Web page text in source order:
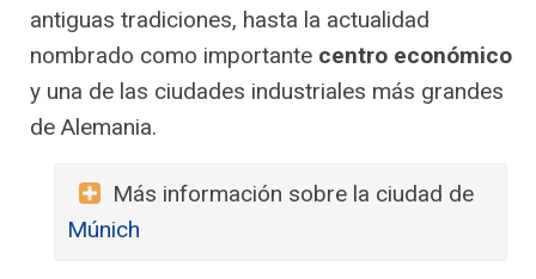
antiguas tradiciones, hasta la actualidad
nombrado como importante centro económico
y una de las ciudades industriales más grandes
de Alemania.
Más información sobre la ciudad de
Múnich